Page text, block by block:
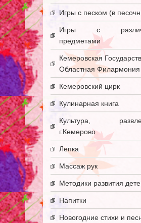
Игры с песком (в
Игры с
предметами
Кемеровская
Областная Филармония
Кемеровский цирк
Кулинарная книга
Культура,
г.Кемерово
Лепка
Массаж рук
Методики развития
Напитки
Новогодние стихи и